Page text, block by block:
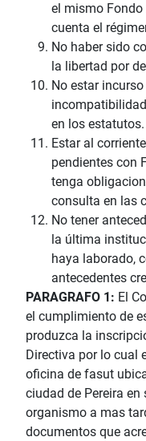
el mismo Fondo
cuenta el
No haber sido
la libertad por
No estar
en los estatutos.
Estar al
pendientes con
tenga
consulta en las
No tener
la última
haya laborado,
antecedentes
PARAGRAFO 1: El
el cumplimiento de
produzca la
Directiva por lo cual
oficina de fasut
ciudad de Pereira
organismo a mas
documentos que